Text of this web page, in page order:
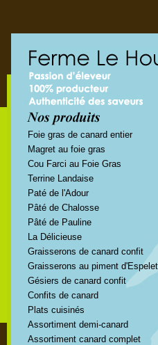
Foie gras de canard entier
Magret au foie gras
Cou Farci au Foie Gras
Terrine Landaise
Paté de l'Adour
Pâté de Chalosse
Pâté de Pauline
La Délicieuse
Graisserons de canard confit
Graisserons au piment
Gésiers de canard confit
Confits de canard
Plats cuisinés
Assortiment demi-canard
Assortiment canard complet